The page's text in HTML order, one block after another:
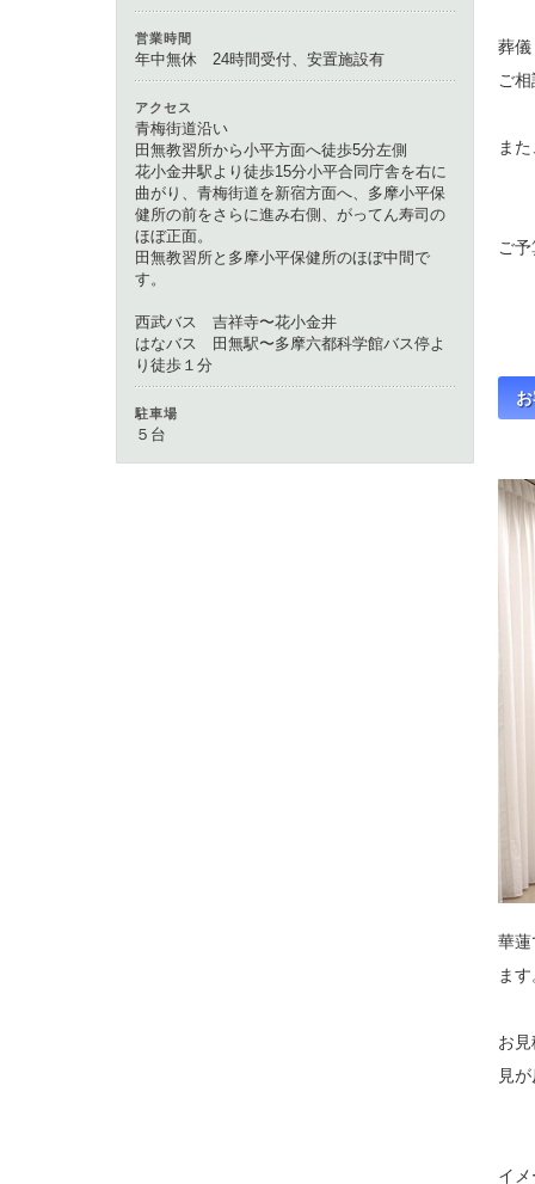
葬儀
ご
ま
ご
華蓮
ま
お
見
イ
営業時間
年中無休 24時間受付、安置施設有
アクセス
青梅街道沿い
田無教習所から小平方面へ徒歩5分左側
花小金井駅より徒歩15分小平合同庁舎を右に
曲がり、青梅街道を新宿方面へ、多摩小平保
健所の前をさらに進み右側、がってん寿司の
ほぼ正面。
田無教習所と多摩小平保健所のほぼ中間で
す。
西武バス 吉祥寺〜花小金井
はなバス 田無駅〜多摩六都科学館バス停よ
り徒歩１分
駐車場
５台